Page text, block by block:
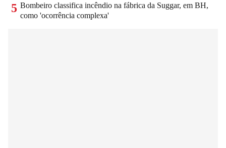
5 Bombeiro classifica incêndio na fábrica da Suggar, em BH,
como 'ocorrência complexa'